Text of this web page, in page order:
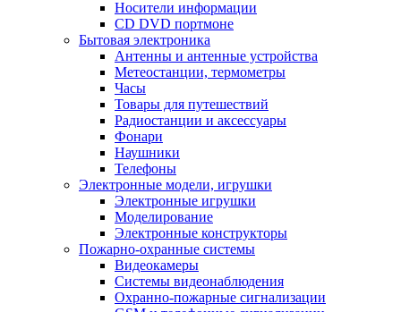
Носители информации
CD DVD портмоне
Бытовая электроника
Антенны и антенные устройства
Метеостанции, термометры
Часы
Товары для путешествий
Радиостанции и аксессуары
Фонари
Наушники
Телефоны
Электронные модели, игрушки
Электронные игрушки
Моделирование
Электронные конструкторы
Пожарно-охранные системы
Видеокамеры
Системы видеонаблюдения
Охранно-пожарные сигнализации